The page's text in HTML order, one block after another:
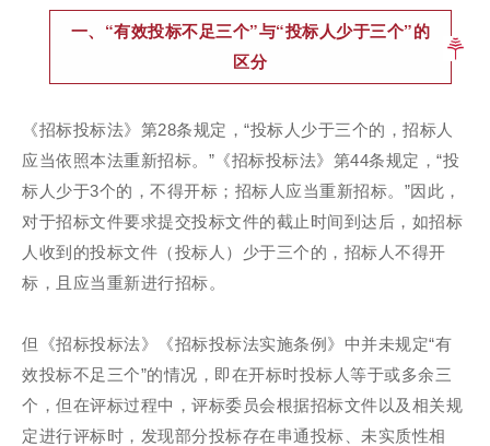
一、“有效投标不足三个”与“投标人少于三个”的
区分
《招标投标法》第28条规定，“投标人少于三个的，招标人
应当依照本法重新招标。”《招标投标法》第44条规定，“投
标人少于3个的，不得开标；招标人应当重新招标。”因此，
对于招标文件要求提交投标文件的截止时间到达后，如招标
人收到的投标文件（投标人）少于三个的，招标人不得开
标，且应当重新进行招标。
但《招标投标法》《招标投标法实施条例》中并未规定“有
效投标不足三个”的情况，即在开标时投标人等于或多余三
个，但在评标过程中，评标委员会根据招标文件以及相关规
定进行评标时，发现部分投标存在串通投标、未实质性相